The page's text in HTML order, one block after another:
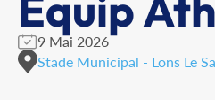
9 Mai 2026
Stade Municipal - Lons Le